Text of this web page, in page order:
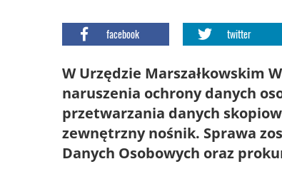
facebook twitter
W Urzędzie Marszałkowskim
naruszenia ochrony danych
przetwarzania danych
zewnętrzny nośnik. Sprawa
Danych Osobowych oraz